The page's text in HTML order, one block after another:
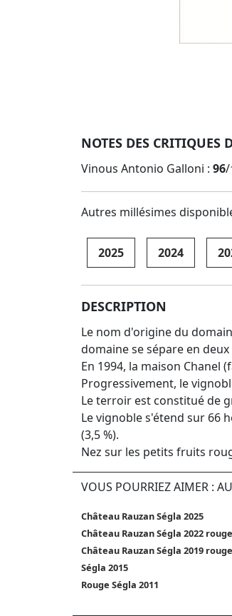
NOTES DES CRITIQUES
Vinous Antonio Galloni : 96/
Autres millésimes
2025 2024
DESCRIPTION
Le nom d'origine du
domaine se sépare en
En 1994, la maison
Progressivement, le
Le terroir est constitué de
Le vignoble s'étend sur 66
(3,5 %).
Nez sur les petits fruits
VOUS POURRIEZ AIMER :
Château Rauzan Ségla 2025
Château Rauzan Ségla 2022 rouge
Château Rauzan Ségla 2019 rouge
Ségla 2015
Rouge Ségla 2011